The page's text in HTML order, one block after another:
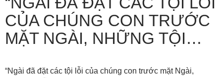
CỦA CHÚNG CON TRƯỚC
MẶT NGÀI, NHỮNG TỘI…
“Ngài đã đặt các tội lỗi của chúng con trước mặt Ngài,